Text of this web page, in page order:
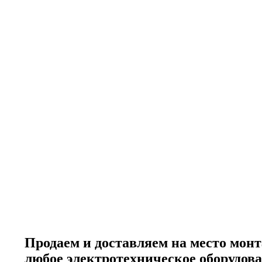
Продаем и доставляем на место
любое электротехническое